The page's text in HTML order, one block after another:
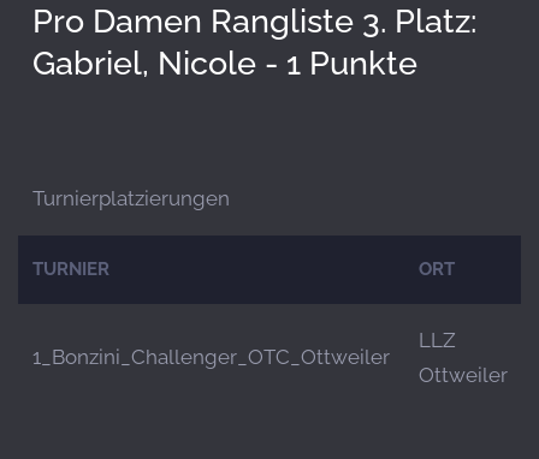
Pro Damen Rangliste 3. Platz:
Gabriel, Nicole - 1 Punkte
Turnierplatzierungen
TURNIER ORT
1_Bonzini_Challenger_OTC_Ottweiler
LLZ
Ottweiler